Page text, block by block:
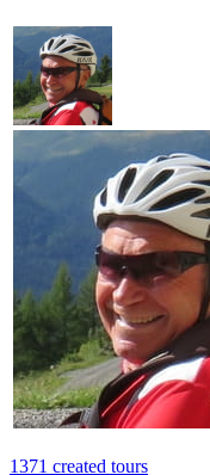
1371 created tours